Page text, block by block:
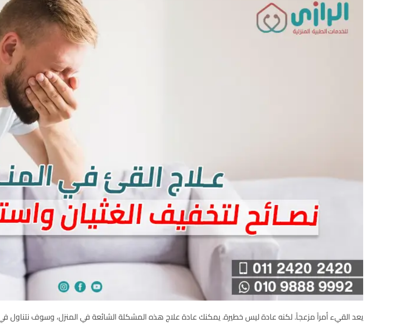
يعد القيء أمراً مزعجاً. لكنه عادة ليس خطيرة. يمكنك عادة علاج هذه المشكلة الشائعة في المنزل، وسوف نتناول